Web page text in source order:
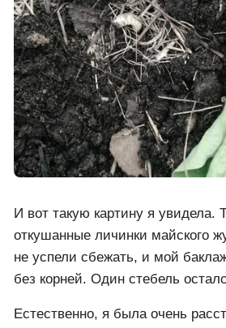
И вот такую картину я увидела.
откушанные личинки майского
не успели сбежать, и мой
без корней. Один стебель
Естественно, я была очень